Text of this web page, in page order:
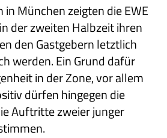
München zeigten die EWE
der zweiten Halbzeit ihren
den Gastgebern letztlich
werden. Ein Grund dafür
in der Zone, vor allem
dürfen hingegen die
Auftritte zweier junger